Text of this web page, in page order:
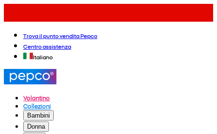
Trova il punto vendita Pepco
Centro assistenza
Italiano
Volantino
Collezioni
Bambini
Donna